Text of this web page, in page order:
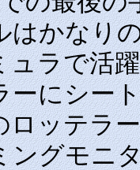
はかなり
ュラで活
ーにシー
ロッテラ
ングモニ